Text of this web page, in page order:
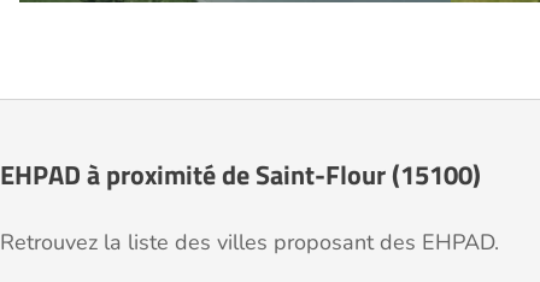
EHPAD à proximité de Saint-Flour (15100)
Retrouvez la liste des villes proposant des EHPAD.